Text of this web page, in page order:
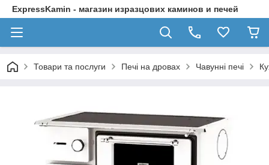
ExpressKamin - магазин изразцових каминов и печей
Товари та послуги Печі на дровах Чавунні печі